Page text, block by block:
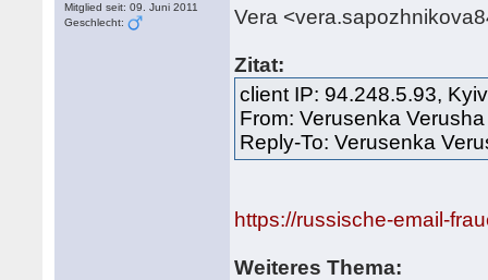
Mitglied seit: 09. Juni 2011
Geschlecht:
Vera
Zitat:
client IP: 94.248.5.93,
From: Verusenka
Reply-To: Verusenka
https://russische-email-
Weiteres Thema: